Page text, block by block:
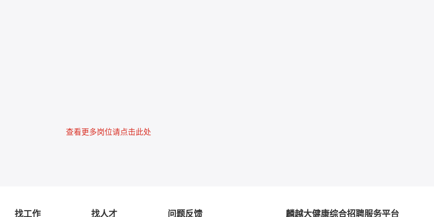
查看更多岗位请点击此处
找工作 找人才 问题反馈 麟越大健康综合招聘服务平台